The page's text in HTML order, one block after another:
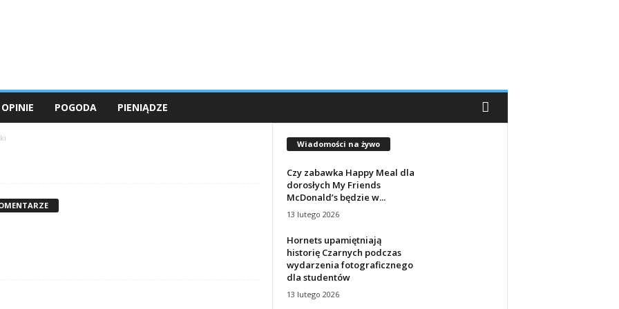
OPINIE POGODA PIENIĄDZE
Wiadomości na żywo
Czy zabawka Happy Meal dla
dorosłych My Friends
McDonald’s będzie w...
13 lutego 2026
Hornets upamiętniają
historię Czarnych podczas
wydarzenia fotograficznego
dla studentów
13 lutego 2026